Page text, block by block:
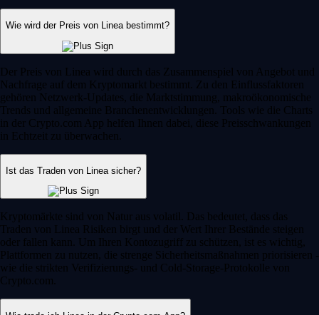
Wie wird der Preis von Linea bestimmt?
Der Preis von Linea wird durch das Zusammenspiel von Angebot und
Nachfrage auf dem Kryptomarkt bestimmt. Zu den Einflussfaktoren
gehören Netzwerk-Updates, die Marktstimmung, makroökonomische
Trends und allgemeine Branchenentwicklungen. Tools wie die Charts
in der Crypto.com App helfen Ihnen dabei, diese Preisschwankungen
in Echtzeit zu überwachen.
Ist das Traden von Linea sicher?
Kryptomärkte sind von Natur aus volatil. Das bedeutet, dass das
Traden von Linea Risiken birgt und der Wert Ihrer Bestände steigen
oder fallen kann. Um Ihren Kontozugriff zu schützen, ist es wichtig,
Plattformen zu nutzen, die strenge Sicherheitsmaßnahmen priorisieren -
wie die strikten Verifizierungs- und Cold-Storage-Protokolle von
Crypto.com.